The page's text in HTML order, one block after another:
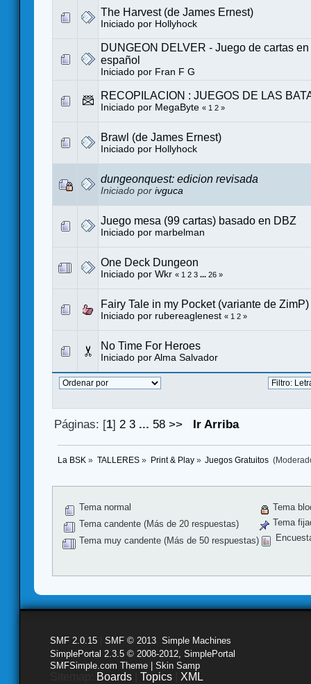
The Harvest (de James Ernest)
Iniciado por Hollyhock
DUNGEON DELVER - Juego de cartas
español
Iniciado por Fran F G
RECOPILACION : JUEGOS DE LAS
Iniciado por MegaByte « 1 2 »
Brawl (de James Ernest)
Iniciado por Hollyhock
dungeonquest: edicion revisada
Iniciado por ivguca
Juego mesa (99 cartas) basado en DBZ
Iniciado por marbelman
One Deck Dungeon
Iniciado por Wkr « 1 2 3 ... 26 »
Fairy Tale in my Pocket (variante de ZimP)
Iniciado por rubereaglenest « 1 2 »
No Time For Heroes
Iniciado por Alma Salvador
Páginas: [1]2 3 ... 58 >> Ir Arriba
La BSK » TALLERES» Print & Play» Juegos Gratuitos
Tema normal
Tema candente (Más de 20 respuestas)
Tema muy candente (Más de 50 respuestas)
Tema
Tema
SMF 2.0.15 SMF © 2013 Simple Machines
SimplePortal 2.3.5 © 2008-2012, SimplePortal
SMFSimple.com Theme | Skin Samp
Boards Topics XML